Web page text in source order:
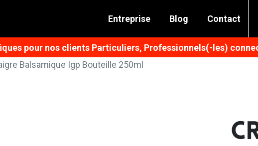
Entreprise Blog Contact
pour nos clients Particuliers, Professionnels(-les)
Balsamique Igp Bouteille 250ml